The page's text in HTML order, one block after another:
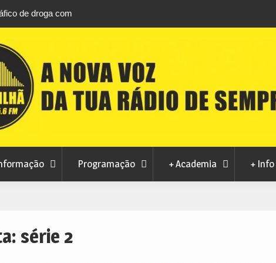
de droga com
fluvial este fim de semana
Programação + Academia + Info
série 2